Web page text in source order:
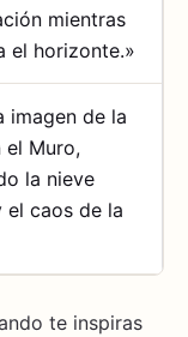
mientras
el horizonte.»
imagen de la
el Muro,
la nieve
el caos de la
te inspiras